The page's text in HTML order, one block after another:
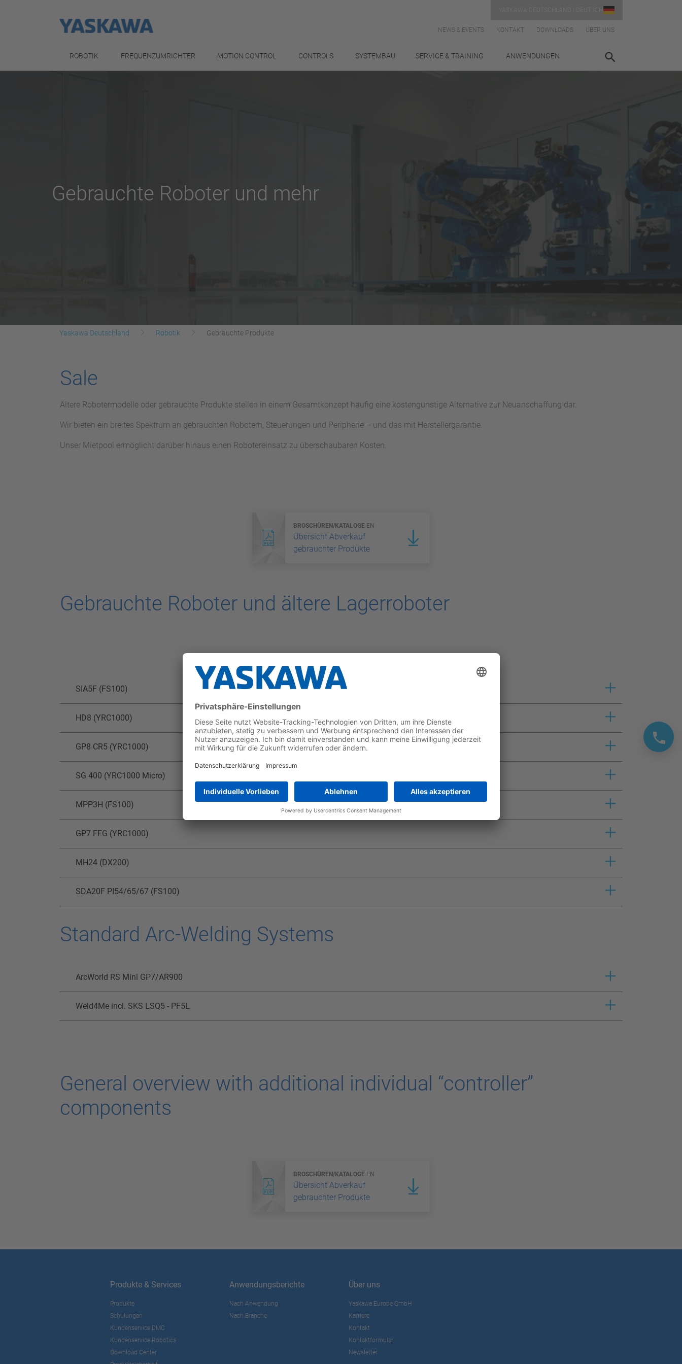
NEWS & EVENTS KONTAKT DOWNLOADS ÜBER UNS
ROBOTIK FREQUENZUMRICHTER MOTION CONTROL CONTROLS SYSTEMBAU SERVICE & TRAINING ANWENDUNGEN
Gebrauchte Roboter und mehr
Yaskawa Deutschland Robotik Gebrauchte Produkte
Sale
Ältere Robotermodelle oder gebrauchte Produkte stellen in einem Gesamtkonzept häufig eine kostengünstige Alternative zur Neuanschaffung dar.
Wir bieten ein breites Spektrum an gebrauchten Robotern, Steuerungen und Peripherie – und das mit Herstellergarantie.
Unser Mietpool ermöglicht darüber hinaus einen Robotereinsatz zu überschaubaren Kosten.
BROSCHÜREN/KATALOGE EN
Übersicht Abverkauf
gebrauchter Produkte
Gebrauchte Roboter und ältere Lagerroboter
SIA5F (FS100)
HD8 (YRC1000)
GP8 CR5 (YRC1000)
SG 400 (YRC1000 Micro)
MPP3H (FS100)
GP7 FFG (YRC1000)
MH24 (DX200)
SDA20F PI54/65/67 (FS100)
Standard Arc-Welding Systems
ArcWorld RS Mini GP7/AR900
Weld4Me incl. SKS LSQ5 - PF5L
General overview with additional individual “controller”
components
BROSCHÜREN/KATALOGE EN
Übersicht Abverkauf
gebrauchter Produkte
Produkte & Services
Produkte
Schulungen
Kundenservice DMC
Kundenservice Robotics
Download Center
Anwendungsberichte
Nach Anwendung
Nach Branche
Über uns
Yaskawa Europe GmbH
Karriere
Kontakt
Kontaktformular
Newsletter